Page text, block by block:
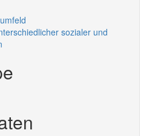
sozialer und